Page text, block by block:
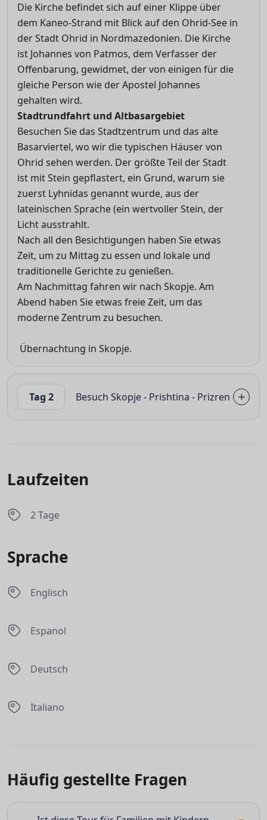
Die Kirche befindet sich auf einer Klippe über
dem Kaneo-Strand mit Blick auf den Ohrid-See in
der Stadt Ohrid in Nordmazedonien. Die Kirche
ist Johannes von Patmos, dem Verfasser der
Offenbarung, gewidmet, der von einigen für die
gleiche Person wie der Apostel Johannes
gehalten wird.
Stadtrundfahrt und Altbasargebiet
Besuchen Sie das Stadtzentrum und das alte
Basarviertel, wo wir die typischen Häuser von
Ohrid sehen werden. Der größte Teil der Stadt
ist mit Stein gepflastert, ein Grund, warum sie
zuerst Lyhnidas genannt wurde, aus der
lateinischen Sprache (ein wertvoller Stein, der
Licht ausstrahlt.
Nach all den Besichtigungen haben Sie etwas
Zeit, um zu Mittag zu essen und lokale und
traditionelle Gerichte zu genießen.
Am Nachmittag fahren wir nach Skopje. Am
Abend haben Sie etwas freie Zeit, um das
moderne Zentrum zu besuchen.
Übernachtung in Skopje.
Tag 2 Besuch Skopje - Prishtina - Prizren
Laufzeiten
2 Tage
Sprache
Englisch
Espanol
Deutsch
Italiano
Häufig gestellte Fragen